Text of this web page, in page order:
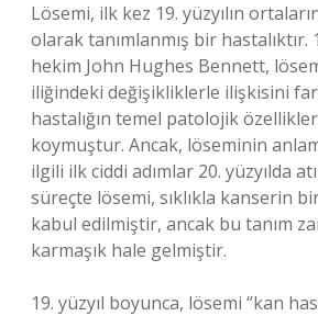
Lösemi, ilk kez 19. yüzyılın
olarak tanımlanmış bir hastalıktır.
hekim John Hughes Bennett,
iliğindeki değişikliklerle ilişkisini
hastalığın temel patolojik
koymuştur. Ancak, löseminin
ilgili ilk ciddi adımlar 20. yüzyılda
süreçte lösemi, sıklıkla kanserin
kabul edilmiştir, ancak bu tanım
karmaşık hale gelmiştir.
19. yüzyıl boyunca, lösemi “kan